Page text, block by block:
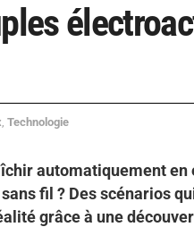
Technologie
automatiquement
fil ? Des scénarios
grâce à une